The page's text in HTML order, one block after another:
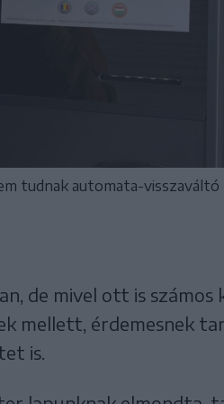
tudnak automata-visszaváltó
de mivel ott is számos
mellett, érdemesnek
is.